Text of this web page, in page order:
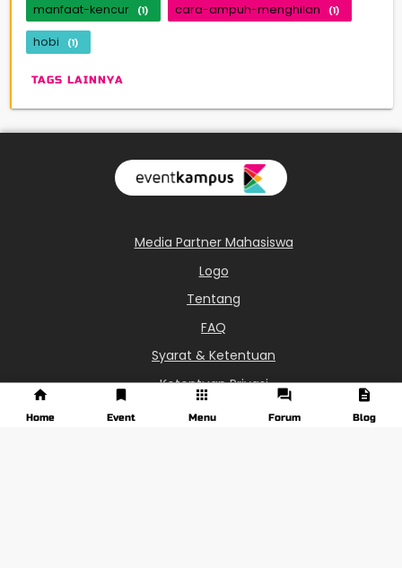
manfaat-kencur (1) cara-ampuh-menghilan (1)
hobi (1)
TAGS LAINNYA
Media Partner Mahasiswa
Logo
Tentang
FAQ
Syarat & Ketentuan
Ketentuan Privasi
0851-6113-8687
Home Event Menu Forum Blog